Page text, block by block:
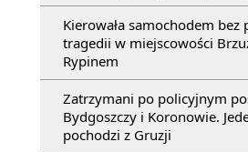
Kierowała samochodem bez
tragedii w miejscowości
Rypinem
Zatrzymani po policyjnym
Bydgoszczy i Koronowie.
pochodzi z Gruzji